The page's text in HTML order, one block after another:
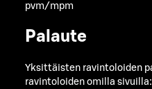
pvm/mpm
Palaute
Yksittäisten ravintoloiden
ravintoloiden omilla sivuilla: